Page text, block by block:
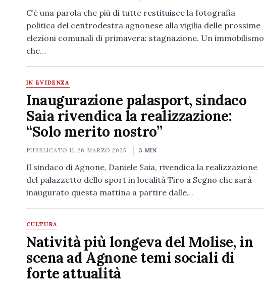
C’è una parola che più di tutte restituisce la fotografia
politica del centrodestra agnonese alla vigilia delle prossime
elezioni comunali di primavera: stagnazione. Un immobilismo
che…
IN EVIDENZA
Inaugurazione palasport, sindaco
Saia rivendica la realizzazione:
“Solo merito nostro”
PUBBLICATO IL26 MARZO 2025 3 MIN
Il sindaco di Agnone, Daniele Saia, rivendica la realizzazione
del palazzetto dello sport in località Tiro a Segno che sarà
inaugurato questa mattina a partire dalle…
CULTURA
Natività più longeva del Molise, in
scena ad Agnone temi sociali di
forte attualità